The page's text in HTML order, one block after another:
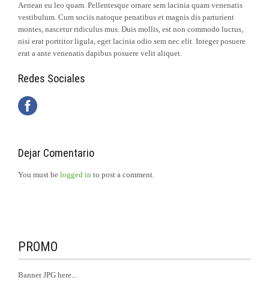
Aenean eu leo quam. Pellentesque ornare sem lacinia quam venenatis
vestibulum. Cum sociis natoque penatibus et magnis dis parturient
montes, nascetur ridiculus mus. Duis mollis, est non commodo luctus,
nisi erat porttitor ligula, eget lacinia odio sem nec elit. Integer posuere
erat a ante venenatis dapibus posuere velit aliquet.
Redes Sociales
Dejar Comentario
You must be logged in to post a comment.
PROMO
Banner JPG here...